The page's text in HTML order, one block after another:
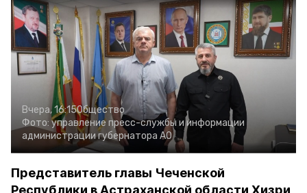
Вчера, 16:15Общество
Фото: управление пресс-службы и информации
администрации губернатора АО
Представитель главы Чеченской
Республики в Астраханской области Хизри